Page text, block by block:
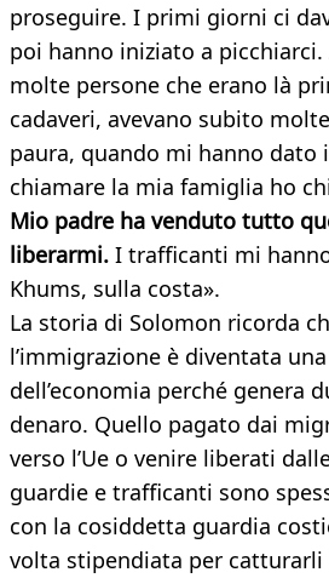
proseguire. I primi giorni ci
poi hanno iniziato a
molte persone che erano là
cadaveri, avevano subito
paura, quando mi hanno dato
chiamare la mia famiglia ho
Mio padre ha venduto tutto
liberarmi. I trafficanti mi
Khums, sulla costa».
La storia di Solomon ricorda
l’immigrazione è diventata
dell’economia perché genera
denaro. Quello pagato dai
verso l’Ue o venire liberati
guardie e trafficanti sono
con la cosiddetta guardia
volta stipendiata per catturarli